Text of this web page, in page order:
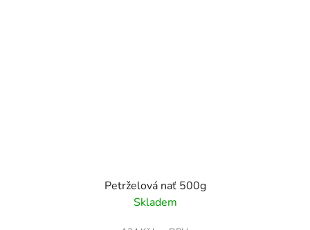
Petrželová nať 500g
Skladem